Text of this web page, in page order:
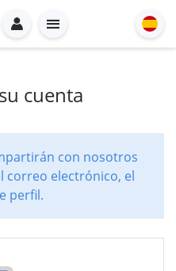
cuenta
con nosotros
correo electrónico, el
perfil.